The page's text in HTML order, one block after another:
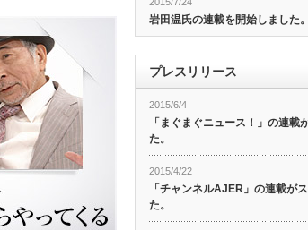
岩田温氏の連載を開始しました。
プレスリリース
2015/6/4
「まぐまぐニュース！」の連載
た。
2015/4/22
「チャンネルAJER」の連載が
た。